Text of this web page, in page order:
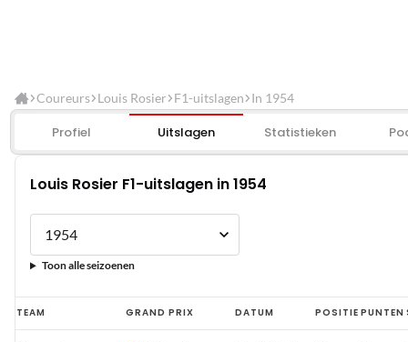
Coureurs Louis Rosier F1-uitslagen In 1954
Profiel Uitslagen Statistieken
Louis Rosier F1-uitslagen in 1954
Toon alle seizoenen
Louis
Rosier
TEAM GRAND PRIX DATUM POSITIE PUNTEN